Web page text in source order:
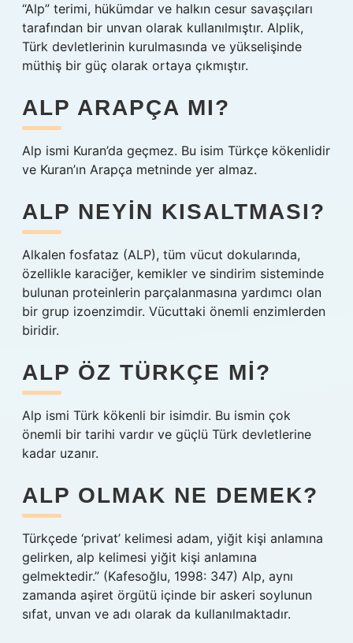
“Alp” terimi, hükümdar ve halkın cesur savaşçıları
tarafından bir unvan olarak kullanılmıştır. Alplik,
Türk devletlerinin kurulmasında ve yükselişinde
müthiş bir güç olarak ortaya çıkmıştır.
ALP ARAPÇA MI?
Alp ismi Kuran’da geçmez. Bu isim Türkçe kökenlidir
ve Kuran’ın Arapça metninde yer almaz.
ALP NEYIN KISALTMASI?
Alkalen fosfataz (ALP), tüm vücut dokularında,
özellikle karaciğer, kemikler ve sindirim sisteminde
bulunan proteinlerin parçalanmasına yardımcı olan
bir grup izoenzimdir. Vücuttaki önemli enzimlerden
biridir.
ALP ÖZ TÜRKÇE MI?
Alp ismi Türk kökenli bir isimdir. Bu ismin çok
önemli bir tarihi vardır ve güçlü Türk devletlerine
kadar uzanır.
ALP OLMAK NE DEMEK?
Türkçede ‘privat’ kelimesi adam, yiğit kişi anlamına
gelirken, alp kelimesi yiğit kişi anlamına
gelmektedir.” (Kafesoğlu, 1998: 347) Alp, aynı
zamanda aşiret örgütü içinde bir askeri soylunun
sıfat, unvan ve adı olarak da kullanılmaktadır.